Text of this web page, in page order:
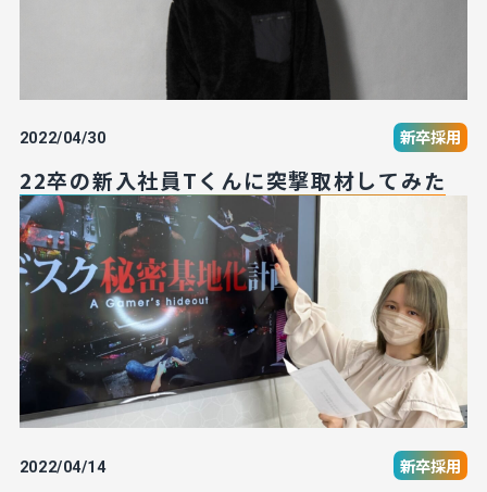
2022/04/30 新卒採用
22卒の新入社員Tくんに突撃取材してみた
2022/04/14 新卒採用